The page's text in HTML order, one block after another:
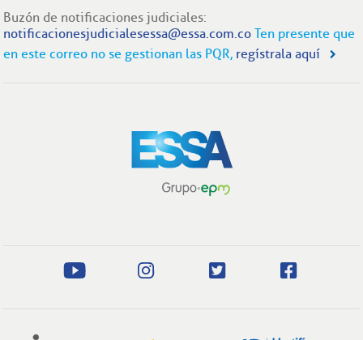
Buzón de notificaciones judiciales:
notificacionesjudicialesessa@essa.com.co Ten presente que
en este correo no se gestionan las PQR, regístrala aquí